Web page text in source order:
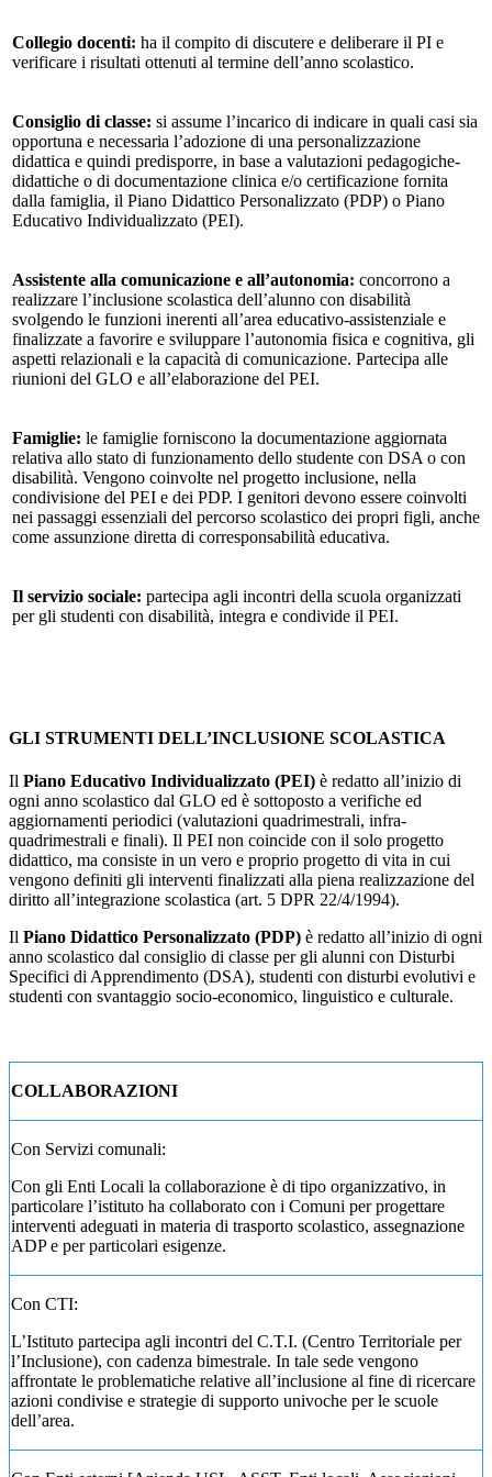
Collegio docenti: ha il compito di discutere e deliberare il PI e
verificare i risultati ottenuti al termine dell’anno scolastico.
Consiglio di classe: si assume l’incarico di indicare in quali casi sia
opportuna e necessaria l’adozione di una personalizzazione
didattica e quindi predisporre, in base a valutazioni pedagogiche-
didattiche o di documentazione clinica e/o certificazione fornita
dalla famiglia, il Piano Didattico Personalizzato (PDP) o Piano
Educativo Individualizzato (PEI).
Assistente alla comunicazione e all’autonomia: concorrono a
realizzare l’inclusione scolastica dell’alunno con disabilità
svolgendo le funzioni inerenti all’area educativo-assistenziale e
finalizzate a favorire e sviluppare l’autonomia fisica e cognitiva, gli
aspetti relazionali e la capacità di comunicazione. Partecipa alle
riunioni del GLO e all’elaborazione del PEI.
Famiglie: le famiglie forniscono la documentazione aggiornata
relativa allo stato di funzionamento dello studente con DSA o con
disabilità. Vengono coinvolte nel progetto inclusione, nella
condivisione del PEI e dei PDP. I genitori devono essere coinvolti
nei passaggi essenziali del percorso scolastico dei propri figli, anche
come assunzione diretta di corresponsabilità educativa.
Il servizio sociale: partecipa agli incontri della scuola organizzati
per gli studenti con disabilità, integra e condivide il PEI.
GLI STRUMENTI DELL’INCLUSIONE SCOLASTICA
Il Piano Educativo Individualizzato (PEI) è redatto all’inizio di
ogni anno scolastico dal GLO ed è sottoposto a verifiche ed
aggiornamenti periodici (valutazioni quadrimestrali, infra-
quadrimestrali e finali). Il PEI non coincide con il solo progetto
didattico, ma consiste in un vero e proprio progetto di vita in cui
vengono definiti gli interventi finalizzati alla piena realizzazione del
diritto all’integrazione scolastica (art. 5 DPR 22/4/1994).
Il Piano Didattico Personalizzato (PDP) è redatto all’inizio di ogni
anno scolastico dal consiglio di classe per gli alunni con Disturbi
Specifici di Apprendimento (DSA), studenti con disturbi evolutivi e
studenti con svantaggio socio-economico, linguistico e culturale.
COLLABORAZIONI
Con Servizi comunali:
Con gli Enti Locali la collaborazione è di tipo organizzativo, in
particolare l’istituto ha collaborato con i Comuni per progettare
interventi adeguati in materia di trasporto scolastico, assegnazione
ADP e per particolari esigenze.
Con CTI:
L’Istituto partecipa agli incontri del C.T.I. (Centro Territoriale per
l’Inclusione), con cadenza bimestrale. In tale sede vengono
affrontate le problematiche relative all’inclusione al fine di ricercare
azioni condivise e strategie di supporto univoche per le scuole
dell’area.